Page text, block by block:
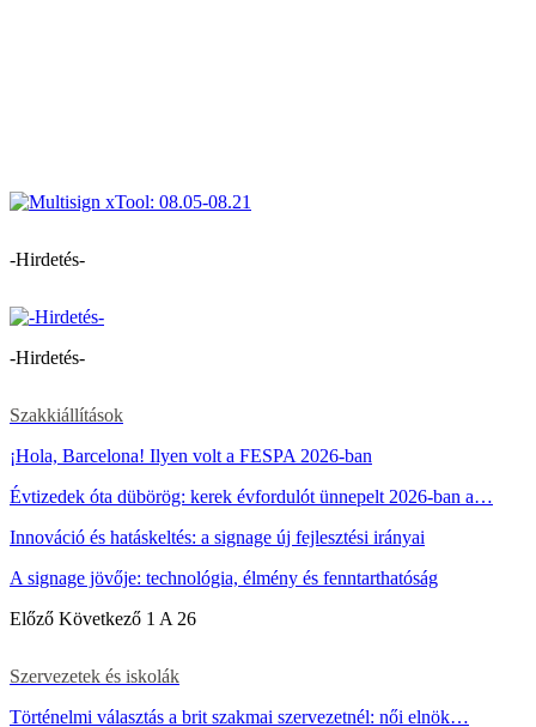
-Hirdetés-
-Hirdetés-
Szakkiállítások
¡Hola, Barcelona! Ilyen volt a FESPA 2026-ban
Évtizedek óta dübörög: kerek évfordulót ünnepelt 2026-ban a…
Innováció és hatáskeltés: a signage új fejlesztési irányai
A signage jövője: technológia, élmény és fenntarthatóság
Előző Következő 1 A 26
Szervezetek és iskolák
Történelmi választás a brit szakmai szervezetnél: női elnök…